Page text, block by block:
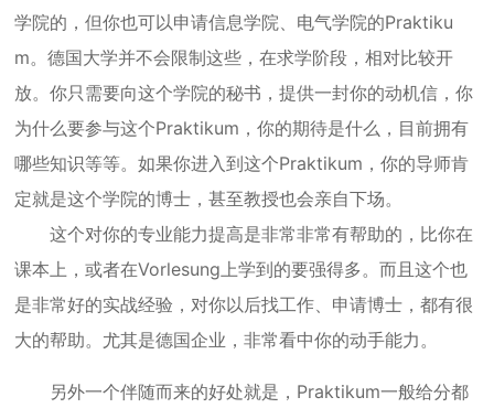
学院的，但你也可以申请信息学院、电气学院的Praktiku
m。德国大学并不会限制这些，在求学阶段，相对比较开
放。你只需要向这个学院的秘书，提供一封你的动机信，你
为什么要参与这个Praktikum，你的期待是什么，目前拥有
哪些知识等等。如果你进入到这个Praktikum，你的导师肯
定就是这个学院的博士，甚至教授也会亲自下场。
这个对你的专业能力提高是非常非常有帮助的，比你在
课本上，或者在Vorlesung上学到的要强得多。而且这个也
是非常好的实战经验，对你以后找工作、申请博士，都有很
大的帮助。尤其是德国企业，非常看中你的动手能力。
另外一个伴随而来的好处就是，Praktikum一般给分都